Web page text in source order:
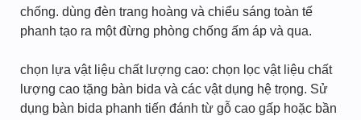
chống. dùng đèn trang hoàng và chiểu sáng toàn tế
phanh tạo ra một đừng phòng chống ấm áp và qua.
chọn lựa vật liệu chất lượng cao: chọn lọc vật liệu chất
lượng cao tặng bàn bida và các vật dụng hệ trọng. Sử
dụng bàn bida phanh tiến đánh từ gỗ cao gấp hoặc bần